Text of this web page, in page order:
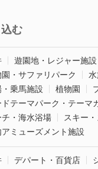
む
遊園地・レジャー施設
・サファリパーク
乗馬施設
植物園
ドテーマパーク・テーマ
チ・海水浴場
スキー
アミューズメント施設
デパート・百貨店